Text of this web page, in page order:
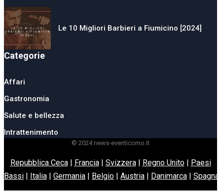
Le 10 Migliori Barbieri a Fiumicino [2024]
Categorie
Affari
Gastronomia
Salute e bellezza
Intrattenimento
© 2024 news-eventicomo.it
Repubblica Ceca| Francia| Svizzera| Regno Unito| Paesi
Bassi | Italia | Germania | Belgio | Austria | Danimarca | Spagna